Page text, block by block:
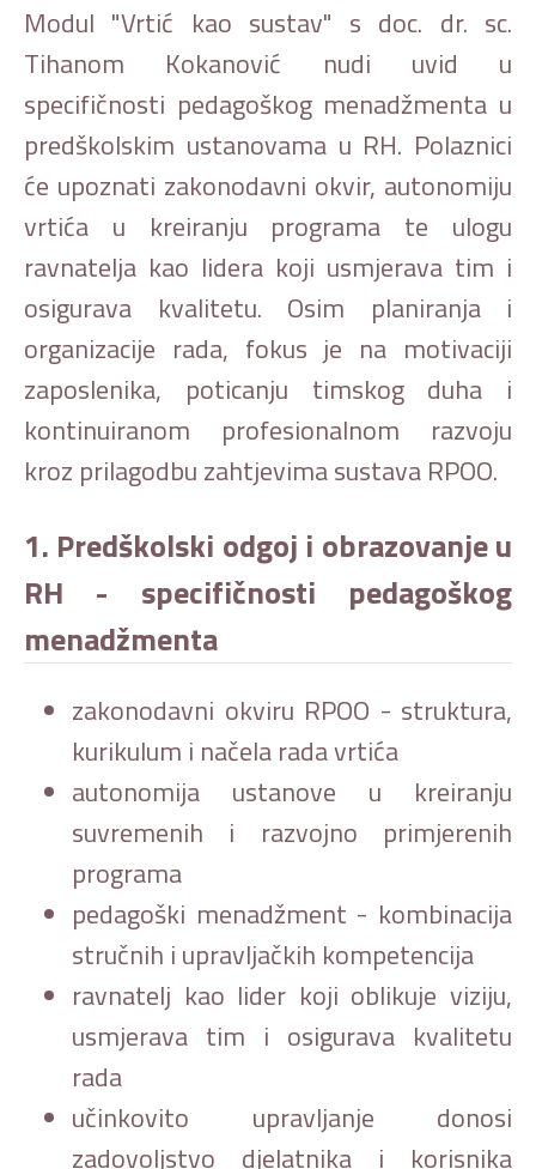
Modul "Vrtić kao sustav" s doc. dr. sc.
Tihanom Kokanović nudi uvid u
specifičnosti pedagoškog menadžmenta u
predškolskim ustanovama u RH. Polaznici
će upoznati zakonodavni okvir, autonomiju
vrtića u kreiranju programa te ulogu
ravnatelja kao lidera koji usmjerava tim i
osigurava kvalitetu. Osim planiranja i
organizacije rada, fokus je na motivaciji
zaposlenika, poticanju timskog duha i
kontinuiranom profesionalnom razvoju
kroz prilagodbu zahtjevima sustava RPOO.
1. Predškolski odgoj i obrazovanje u
RH - specifičnosti pedagoškog
menadžmenta
zakonodavni okviru RPOO - struktura,
kurikulum i načela rada vrtića
autonomija ustanove u kreiranju
suvremenih i razvojno primjerenih
programa
pedagoški menadžment - kombinacija
stručnih i upravljačkih kompetencija
ravnatelj kao lider koji oblikuje viziju,
usmjerava tim i osigurava kvalitetu
rada
učinkovito upravljanje donosi
zadovoljstvo djelatnika i korisnika